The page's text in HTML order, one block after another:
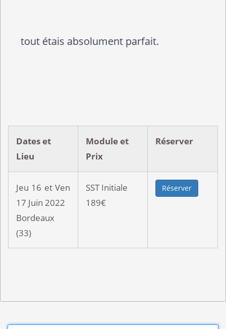
Formation très enrichissante car
Dates et
Lieu
Module et
Prix
Réserver
Jeu 16 et Ven
17 Juin 2022
Bordeaux
(33)
SST Initiale
189€
Réserver